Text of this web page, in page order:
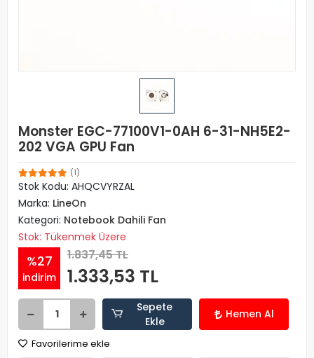
Monster EGC-77100V1-0AH 6-31-NH5E2-
202 VGA GPU Fan
(1)
Stok Kodu: AHQCVYRZAL
Marka: LineOn
Kategori: Notebook Dahili Fan
Stok: Tükenmek Üzere
%27
indirim
1.837,45 TL
1.333,53 TL
Sepete
Ekle
Hemen Al
Favorilerime ekle